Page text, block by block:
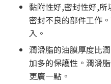
黏附性好,密封性好,所
密封不良的部件工作
入。
潤滑脂的油膜厚度比
加多的保護性。潤滑
更廣一點。